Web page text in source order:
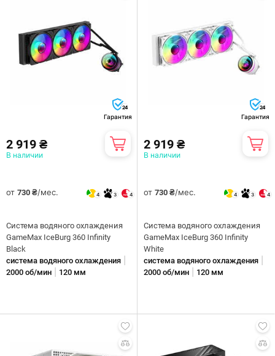
24
Гарантия
2 919 ₴
В наличии
от 730 ₴/мес. 4 3 4
Система водяного охлаждения
GameMax IceBurg 360 Infinity
Black
система водяного охлаждения
2000 об/мин 120 мм
24
Гарантия
2 919 ₴
В наличии
от 730 ₴/мес. 4 3 4
Система водяного охлаждения
GameMax IceBurg 360 Infinity
White
система водяного охлаждения
2000 об/мин 120 мм